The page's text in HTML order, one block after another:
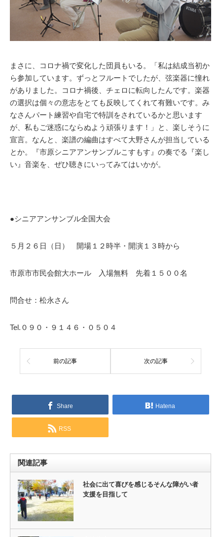
まさに、コロナ禍で変化した団員もいる。「私は結成当初か
ら参加しています。ずっとフルートでしたが、弦楽器に憧れ
がありました。コロナ禍後、チェロに転向したんです。楽器
の選択は個々の意志をとても反映してくれて有難いです。み
なさんパート練習や自宅で特訓をされているかと思います
が、私もご迷惑にならぬよう頑張ります！」と、楽しそうに
宣言。なんと、楽譜の編曲はすべて大野さんが担当している
とか。『市原シニアアンサンブルこすもす』の奏でる『楽し
い』音楽を、ぜひ聴きにいってみてはいかが。
●シニアアンサンブル全国大会
５月２６日（日） 開場１２時半・開演１３時から
市原市市民会館大ホール 入場無料 先着１５００名
問合せ：松永さん
Tel.０９０・９１４６・０５０４
前の記事 次の記事
Share Hatena
RSS
関連記事
社会に出て喜びを感じるそんな障がい者
支援を目指して